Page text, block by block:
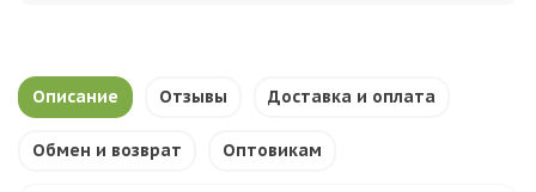
Описание Отзывы Доставка и оплата
Обмен и возврат Оптовикам